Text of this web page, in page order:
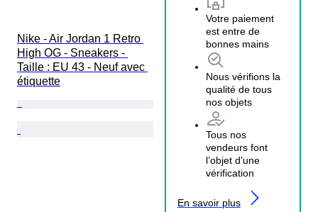
Votre paiement
est entre de
bonnes mains
Nous vérifions la
qualité de tous
nos objets
Tous nos
vendeurs font
l’objet d’une
vérification
En savoir plus
Nike - Air Jordan 1 Retro
High OG - Sneakers -
Taille : EU 43 - Neuf avec
étiquette